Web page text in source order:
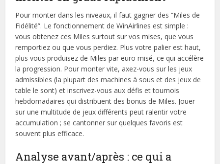
Pour monter dans les niveaux, il faut gagner des “Miles de
Fidélité”. Le fonctionnement de WinAirlines est simple :
vous obtenez ces Miles surtout sur vos mises, que vous
remportiez ou que vous perdiez. Plus votre palier est haut,
plus vous produisez de Miles par euro misé, ce qui accélère
la progression. Pour monter vite, axez-vous sur les jeux
admissibles (la plupart des machines à sous et des jeux de
table le sont) et inscrivez-vous aux défis et tournois
hebdomadaires qui distribuent des bonus de Miles. Jouer
sur une multitude de jeux différents peut ralentir votre
accumulation ; se cantonner sur quelques favoris est
souvent plus efficace.
Analyse avant/après : ce qui a